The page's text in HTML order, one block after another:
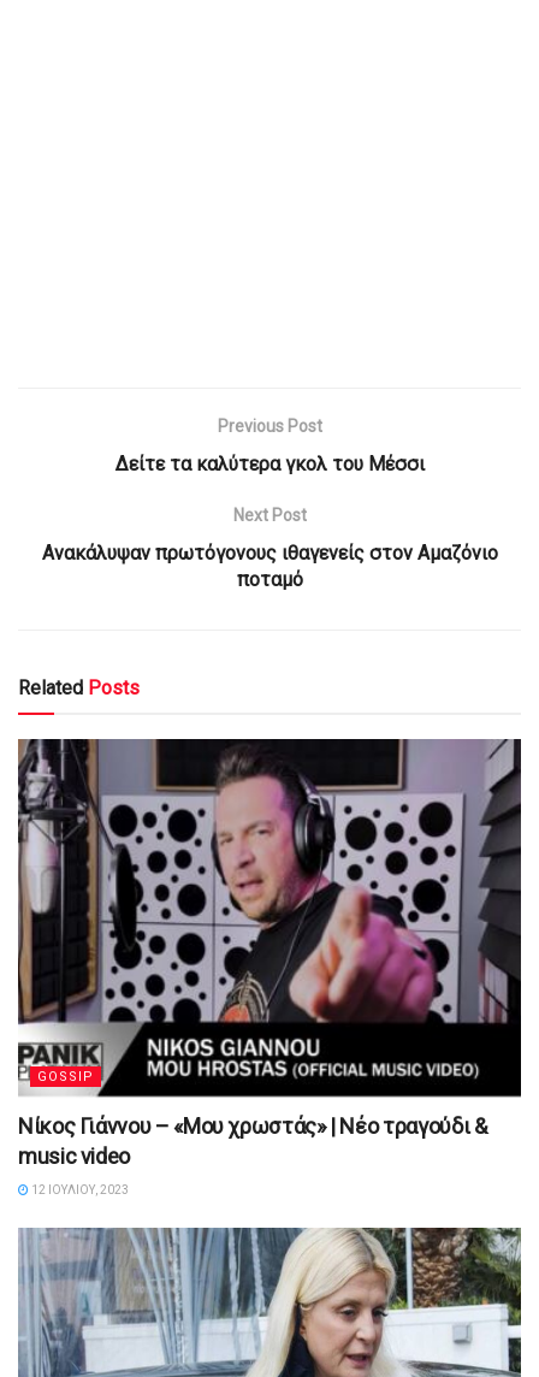
Previous Post
Δείτε τα καλύτερα γκολ του Μέσσι
Next Post
Ανακάλυψαν πρωτόγονους ιθαγενείς στον Αμαζόνιο
ποταμό
Related Posts
GOSSIP
Νίκος Γιάννου – «Μου χρωστάς» | Νέο τραγούδι &
music video
12 ΙΟΥΛΊΟΥ, 2023